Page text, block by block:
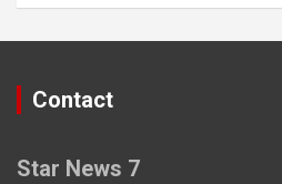
Contact
Star News 7